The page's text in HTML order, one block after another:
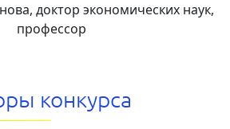
доктор экономических наук,
профессор
конкурса